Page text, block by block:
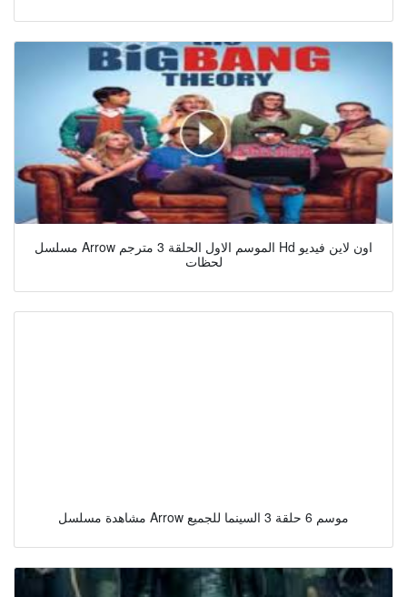
مسلسل Arrow الموسم الاول الحلقة 3 مترجم Hd اون لاين فيديو
لحظات
مشاهدة مسلسل Arrow موسم 6 حلقة 3 السينما للجميع